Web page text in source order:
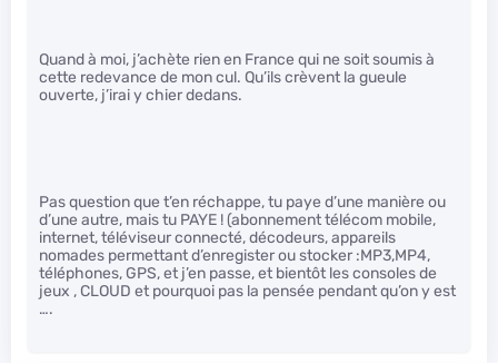
Quand à moi, j’achète rien en France qui ne soit soumis à
cette redevance de mon cul. Qu’ils crèvent la gueule
ouverte, j’irai y chier dedans.
Pas question que t’en réchappe, tu paye d’une manière ou
d’une autre, mais tu PAYE ! (abonnement télécom mobile,
internet, téléviseur connecté, décodeurs, appareils
nomades permettant d’enregister ou stocker :MP3,MP4,
téléphones, GPS, et j’en passe, et bientôt les consoles de
jeux , CLOUD et pourquoi pas la pensée pendant qu’on y est
….